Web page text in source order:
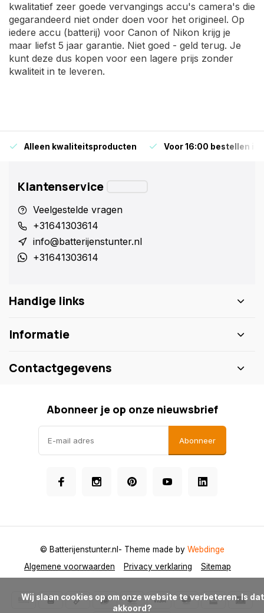
kwalitatief zeer goede vervangings accu's camera's die
gegarandeerd niet onder doen voor het origineel. Op
iedere accu (batterij) voor Canon of Nikon krijg je
maar liefst 5 jaar garantie. Niet goed - geld terug. Je
kunt deze dus kopen voor een lagere prijs zonder
kwaliteit in te leveren.
Alleen kwaliteitsproducten Voor 16:00 bestellen is
Klantenservice
Veelgestelde vragen
+31641303614
info@batterijenstunter.nl
+31641303614
Handige links
Informatie
Contactgegevens
Abonneer je op onze nieuwsbrief
Abonneer
Algemene voorwaarden Privacy verklaring Sitemap
© Batterijenstunter.nl - Theme made by Webdinge
akkoord?